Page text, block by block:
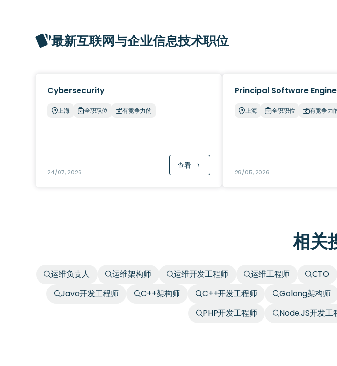
最新互联网与企业信息技术职位
Cybersecurity
上海 全职职位 有竞争力的
24/07, 2026
查看
Principal Software
上海 全职职位 有竞争力
29/05, 2026
相关
运维负责人 运维架构师 运维开发工程师 运维工程师 CTO
Java开发工程师
C++架构师 C++开发工程师 Golang架构师
PHP开发工程师
Node.JS开发工